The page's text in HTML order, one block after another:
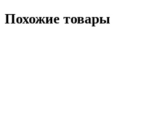
Похожие товары